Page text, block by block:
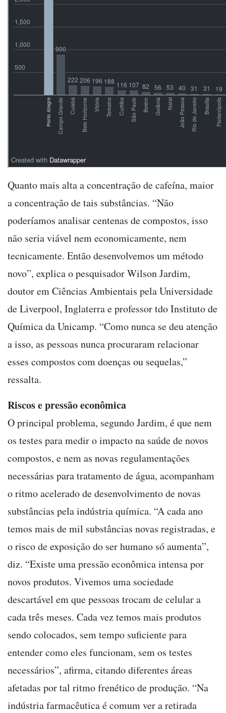
Quanto mais alta a concentração de cafeína, maior
a concentração de tais substâncias. “Não
poderíamos analisar centenas de compostos, isso
não seria viável nem economicamente, nem
tecnicamente. Então desenvolvemos um método
novo”, explica o pesquisador Wilson Jardim,
doutor em Ciências Ambientais pela Universidade
de Liverpool, Inglaterra e professor tdo Instituto de
Química da Unicamp. “Como nunca se deu atenção
a isso, as pessoas nunca procuraram relacionar
esses compostos com doenças ou sequelas,”
ressalta.
Riscos e pressão econômica
O principal problema, segundo Jardim, é que nem
os testes para medir o impacto na saúde de novos
compostos, e nem as novas regulamentações
necessárias para tratamento de água, acompanham
o ritmo acelerado de desenvolvimento de novas
substâncias pela indústria química. “A cada ano
temos mais de mil substâncias novas registradas, e
o risco de exposição do ser humano só aumenta”,
diz. “Existe uma pressão econômica intensa por
novos produtos. Vivemos uma sociedade
descartável em que pessoas trocam de celular a
cada três meses. Cada vez temos mais produtos
sendo colocados, sem tempo suficiente para
entender como eles funcionam, sem os testes
necessários”, afirma, citando diferentes áreas
afetadas por tal ritmo frenético de produção. “Na
indústria farmacêutica é comum ver a retirada